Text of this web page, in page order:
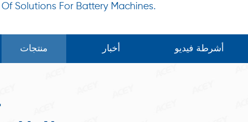
Of Solutions For Battery Machines.
منتجات أخبار أشرطة فيديو